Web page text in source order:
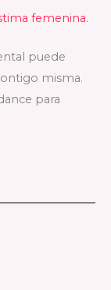
puede
misma.
para